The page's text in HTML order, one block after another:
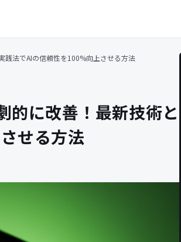
践法でAIの信頼性を100%向上させる方法
的に改善！最新技術と
せる方法